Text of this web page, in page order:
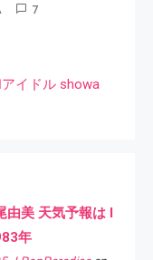
7
イドル showa
由美 天気予報は I
年